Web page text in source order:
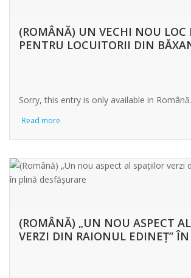
(ROMÂNĂ) UN VECHI NOU LOC
PENTRU LOCUITORII DIN
Sorry, this entry is only available in Română.
Read more
(ROMÂNĂ) „UN NOU ASPECT
VERZI DIN RAIONUL EDINEȚ”